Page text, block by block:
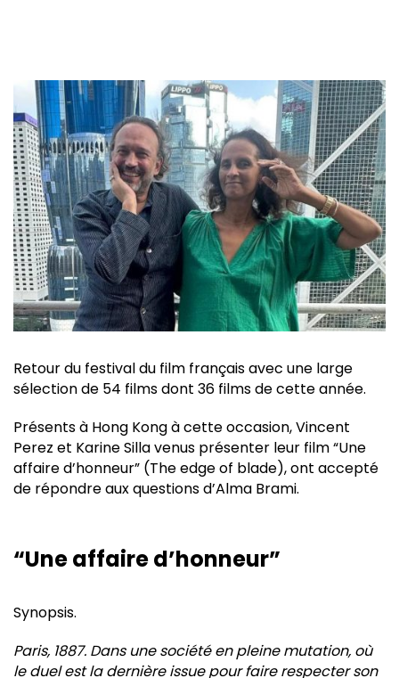
Retour du festival du film français avec une large
sélection de 54 films dont 36 films de cette année.
Présents à Hong Kong à cette occasion, Vincent
Perez et Karine Silla venus présenter leur film “Une
affaire d’honneur” (The edge of blade), ont accepté
de répondre aux questions d’Alma Brami.
“Une affaire d’honneur”
Synopsis.
Paris, 1887. Dans une société en pleine mutation, où
le duel est la dernière issue pour faire respecter son